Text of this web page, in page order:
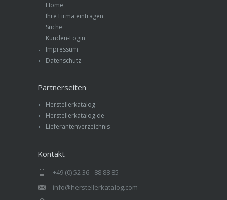
Home
Ihre Firma eintragen
Suche
Kunden-Login
Impressum
Datenschutz
Partnerseiten
Herstellerkatalog
Herstellerkatalog.de
Lieferantenverzeichnis
Kontakt
+49 (0) 52 36 - 88 88 85
info@herstellerkatalog.com